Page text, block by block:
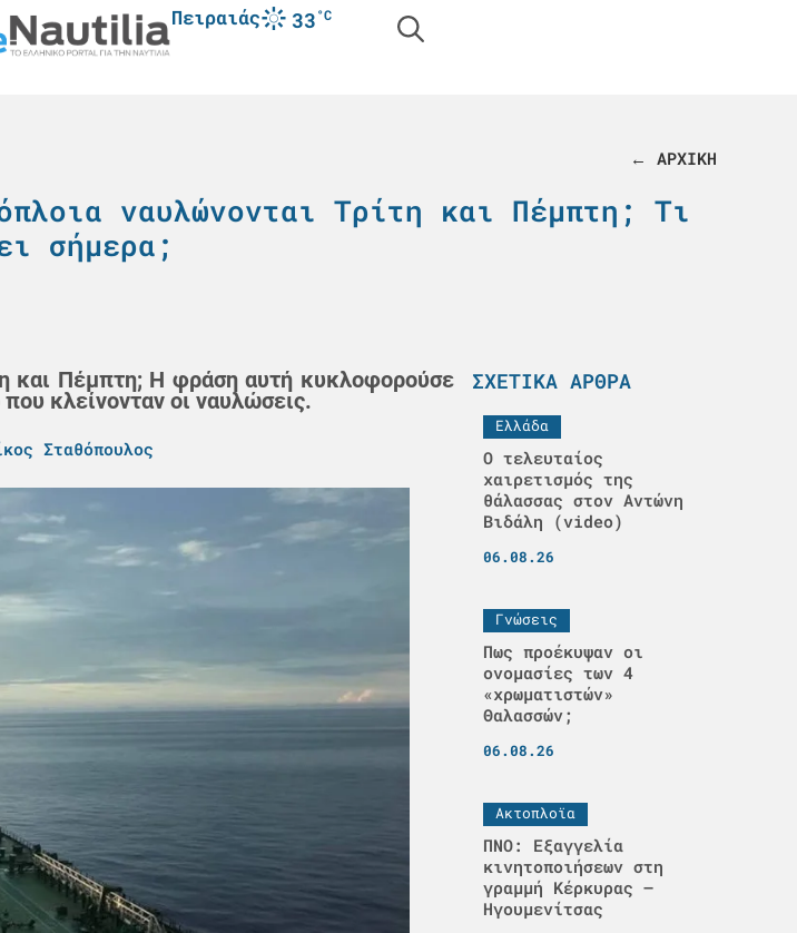
Πειραιάς 33°C
← ΑΡΧΙΚΗ
ναυλώνονται Τρίτη και Πέμπτη; Τι
σήμερα;
και Πέμπτη; Η φράση αυτή κυκλοφορούσε
κλείνονταν οι ναυλώσεις.
Σταθόπουλος
ΣΧΕΤΙΚΆ ΆΡΘΡΑ
Ελλάδα
Ο τελευταίος
χαιρετισμός της
θάλασσας στον Αντώνη
Βιδάλη (video)
06.08.26
Γνώσεις
Πως προέκυψαν οι
ονομασίες των 4
«χρωματιστών»
Θαλασσών;
06.08.26
Ακτοπλοϊα
ΠΝΟ: Εξαγγελία
κινητοποιήσεων στη
γραμμή Κέρκυρας –
Ηγουμενίτσας